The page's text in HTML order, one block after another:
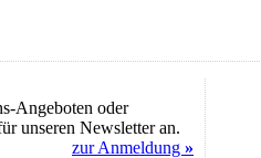
Angeboten oder
unseren Newsletter an.
zur Anmeldung »